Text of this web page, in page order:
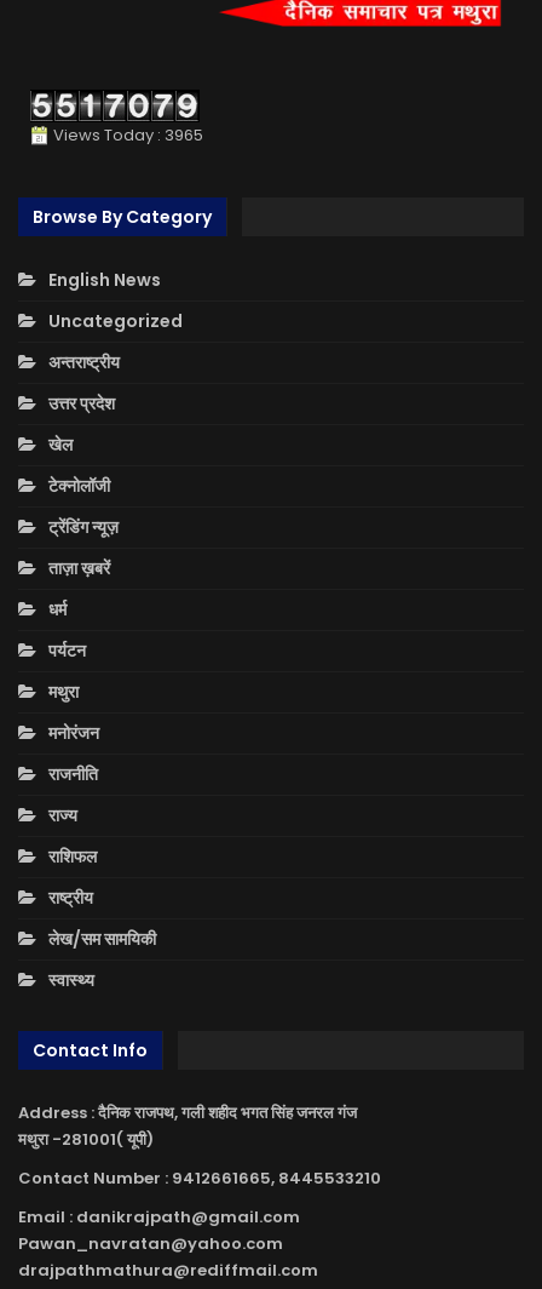
Views Today : 3965
Browse By Category
English News
Uncategorized
अन्तराष्ट्रीय
उत्तर प्रदेश
खेल
टेक्नोलॉजी
ट्रेंडिंग न्यूज़
ताज़ा ख़बरें
धर्म
पर्यटन
मथुरा
मनोरंजन
राजनीति
राज्य
राशिफल
राष्ट्रीय
लेख/सम सामयिकी
स्वास्थ्य
Contact Info
Address : दैनिक राजपथ, गली शहीद भगत सिंह जनरल गंज
मथुरा -281001( यूपी)
Contact Number : 9412661665, 8445533210
Email : danikrajpath@gmail.com
Pawan_navratan@yahoo.com
drajpathmathura@rediffmail.com